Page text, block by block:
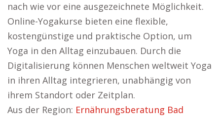
nach wie vor eine ausgezeichnete Möglichkeit.
Online-Yogakurse bieten eine flexible,
kostengünstige und praktische Option, um
Yoga in den Alltag einzubauen. Durch die
Digitalisierung können Menschen weltweit Yoga
in ihren Alltag integrieren, unabhängig von
ihrem Standort oder Zeitplan.
Aus der Region: Ernährungsberatung Bad